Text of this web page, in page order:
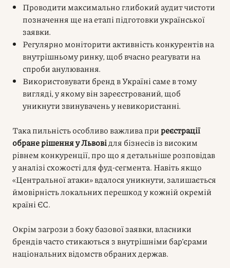
Проводити максимально глибокий аудит чистоти
позначення ще на етапі підготовки української
заявки.
Регулярно моніторити активність конкурентів на
внутрішньому ринку, щоб вчасно реагувати на
спроби анулювання.
Використовувати бренд в Україні саме в тому
вигляді, у якому він зареєстрований, щоб
уникнути звинувачень у невикористанні.
Така пильність особливо важлива при реєстрації
обране рішення у Львовідля бізнесів із високим
рівнем конкуренції, про що я детальніше розповідав
у аналізі схожості для фуд-сегмента. Навіть якщо
«Центральної атаки» вдалося уникнути, залишається
ймовірність локальних перешкод у кожній окремій
країні ЄС.
Окрім загрози з боку базової заявки, власники
брендів часто стикаються з внутрішніми бар’єрами
національних відомств обраних держав.